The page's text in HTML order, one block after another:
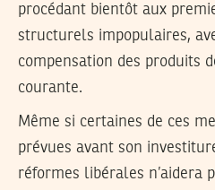
procédant bientôt aux
structurels impopulaires,
compensation des produits
courante.
Même si certaines de ces
prévues avant son
réformes libérales n’aidera